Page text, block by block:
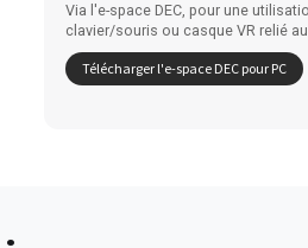
Via l'e-space DEC, pour une
clavier/souris ou casque VR relié au
Télécharger l'e-space DEC pour PC